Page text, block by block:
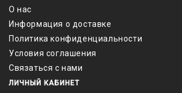
О нас
Информация о доставке
Политика конфиденциальности
Условия соглашения
Связаться с нами
ЛИЧНЫЙ КАБИНЕТ